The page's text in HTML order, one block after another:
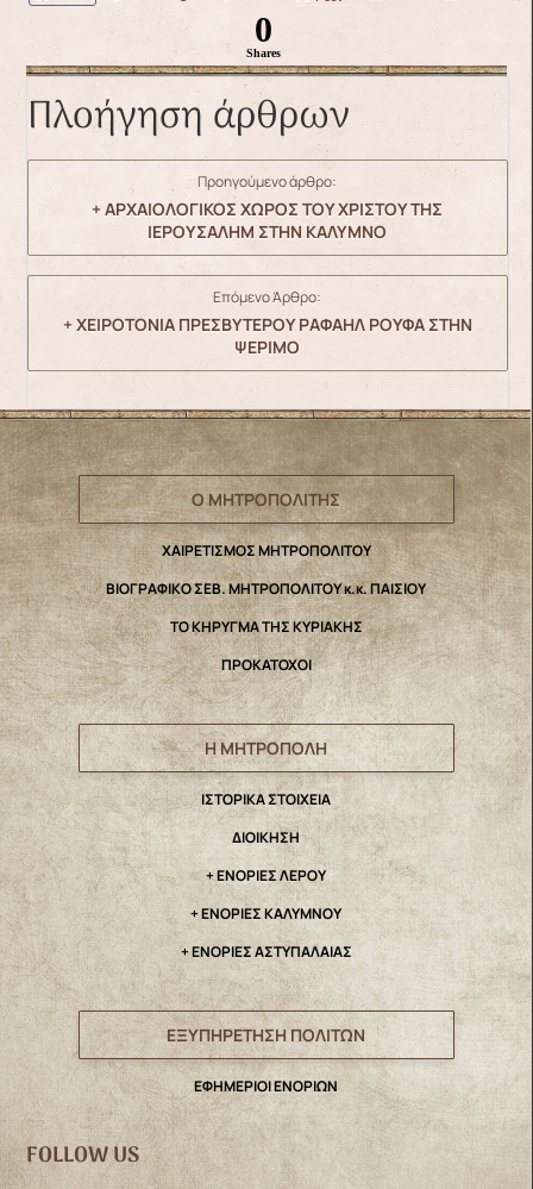
0
Shares
Πλοήγηση άρθρων
Προηγούμενο άρθρο:
+ ΑΡΧΑΙΟΛΟΓΙΚΟΣ ΧΩΡΟΣ ΤΟΥ ΧΡΙΣΤΟΥ ΤΗΣ
ΙΕΡΟΥΣΑΛΗΜ ΣΤΗΝ ΚΑΛΥΜΝΟ
Επόμενο Άρθρο:
+ ΧΕΙΡΟΤΟΝΙΑ ΠΡΕΣΒΥΤΕΡΟΥ ΡΑΦΑΗΛ ΡΟΥΦΑ ΣΤΗΝ
ΨΕΡΙΜΟ
Ο ΜΗΤΡΟΠΟΛΙΤΗΣ
ΧΑΙΡΕΤΙΣΜΟΣ ΜΗΤΡΟΠΟΛΙΤΟΥ
ΒΙΟΓΡΑΦΙΚΟ ΣΕΒ. ΜΗΤΡΟΠΟΛΙΤΟΥ κ.κ. ΠΑΙΣΙΟΥ
ΤΟ ΚΗΡΥΓΜΑ ΤΗΣ ΚΥΡΙΑΚΗΣ
ΠΡΟΚΑΤΟΧΟΙ
Η ΜΗΤΡΟΠΟΛΗ
IΣΤΟΡΙΚΑ ΣΤΟΙΧΕΙΑ
ΔΙΟΙΚΗΣΗ
+ ΕΝΟΡΙΕΣ ΛΕΡΟΥ
+ ΕΝΟΡΙΕΣ ΚΑΛΥΜΝΟΥ
+ ΕΝΟΡΙΕΣ ΑΣΤΥΠΑΛΑΙΑΣ
ΕΞΥΠΗΡΕΤΗΣΗ ΠΟΛΙΤΩΝ
ΕΦΗΜΕΡΙΟΙ ΕΝΟΡΙΩΝ
FOLLOW US